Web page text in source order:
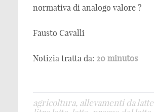
normativa di analogo valore ?
Fausto Cavalli
Notizia tratta da: 20 minutos
agricoltura, allevamenti da latte